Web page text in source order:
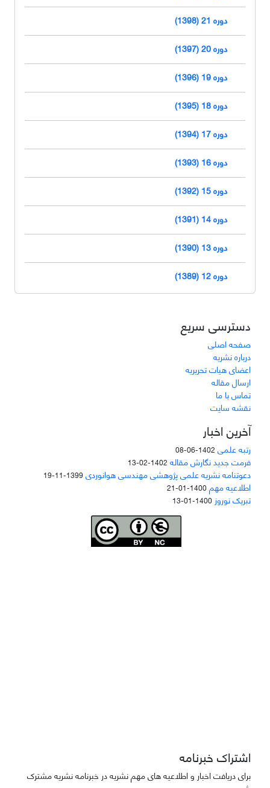
دوره 21 (1398)
دوره 20 (1397)
دوره 19 (1396)
دوره 18 (1395)
دوره 17 (1394)
دوره 16 (1393)
دوره 15 (1392)
دوره 14 (1391)
دوره 13 (1390)
دوره 12 (1389)
دسترسی سریع
صفحه اصلی
درباره نشریه
اعضای هیات تحریریه
ارسال مقاله
تماس با ما
نقشه سایت
آخرین اخبار
رتبه علمی 1402-06-08
فرمت جدید نگارش مقاله 1402-02-13
دعوتنامه نشریه علمی پژوهشی مهندسی هوانوردی1399-11-19
اطلاعیه مهم1400-01-21
تبریک نوروز 1400-01-13
اشتراک خبرنامه
برای دریافت اخبار و اطلاعیه های مهم نشریه در خبرنامه نشریه مشترک